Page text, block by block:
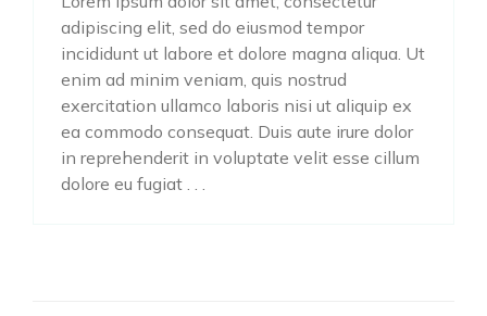
adipiscing elit, sed do eiusmod tempor
incididunt ut labore et dolore magna aliqua. Ut
enim ad minim veniam, quis nostrud
exercitation ullamco laboris nisi ut aliquip ex
ea commodo consequat. Duis aute irure dolor
in reprehenderit in voluptate velit esse cillum
dolore eu fugiat . . .